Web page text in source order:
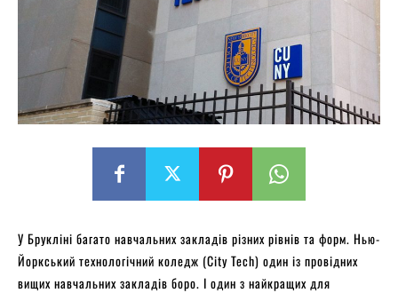
У Брукліні багато навчальних закладів різних рівнів та форм. Нью-
Йоркський технологічний коледж (City Tech) один із провідних
вищих навчальних закладів боро. І один з найкращих для